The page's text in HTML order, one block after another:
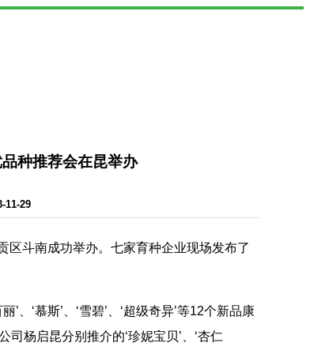
种推荐会在昆举办
11-29
区斗南成功举办。七家育种企业现场发布了
‘慕斯’、‘雪碧’、‘超级奇异’等12个新品康
杨启昆分别推介的‘珍妮宝贝’、‘杏仁